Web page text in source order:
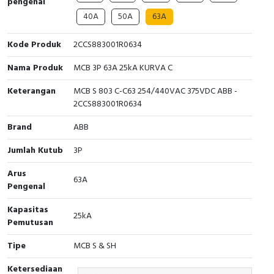
Interactive Flat Panel (IFP)
Extension Power Socket
Vacuum
EcoStruxure Terminal Expert
Pendant / Crane Controller
Panel Kendali
Selector Iluminasi
Flash Buzzers
Potensiometer
Joystick Controller
Foot Switch
Tower Light
Accessories
Exlhoist / Wireless Crane Controller
Terminal Block
Engsel / Hinge
Industrial Plug & Socket
Busbar
Junction Box
MCB Box
Motion Sensors
Accessories
Accessories Elektrikal
Empty Box
Inverter
FRENIC
Electric Motor
Accessories
Digistart
Testers
Compact Data Loggers
Field Measuring
40A
50A
63A
Kode Produk
2CCS883001R0634
Nama Produk
MCB 3P 63A 25kA KURVA C
Keterangan
MCB S 803 C-C63 254/440VAC 375VDC ABB -
2CCS883001R0634
Brand
ABB
Jumlah Kutub
3P
Arus
Pengenal
63A
Kapasitas
Pemutusan
25kA
Tipe
MCB S & SH
Ketersediaan